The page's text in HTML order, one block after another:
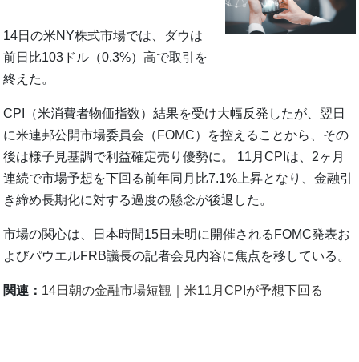
14日の米NY株式市場では、ダウは
前日比103ドル（0.3%）高で取引を
終えた。
CPI（米消費者物価指数）結果を受け大幅反発したが、翌日
に米連邦公開市場委員会（FOMC）を控えることから、その
後は様子見基調で利益確定売り優勢に。 11月CPIは、2ヶ月
連続で市場予想を下回る前年同月比7.1%上昇となり、金融引
き締め長期化に対する過度の懸念が後退した。
市場の関心は、日本時間15日未明に開催されるFOMC発表お
よびパウエルFRB議長の記者会見内容に焦点を移している。
関連： 14日朝の金融市場短観｜米11月CPIが予想下回る